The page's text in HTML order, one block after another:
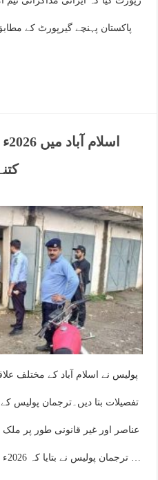
پاکستان پہنچے گیرپورٹ کے
پولیس نے اسلام آباد کے مختلف
تفصیلات بتا دیں۔ترجمان پولیس
عناصر اور غیر قانونی طور پر
ترجمان پولیس نے بتایا کہ 2026ء کی پہلی سہ ماہی میں 597 سرچ …